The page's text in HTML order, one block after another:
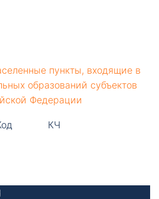
пункты, входящие в
образований субъектов
Федерации
КЧ